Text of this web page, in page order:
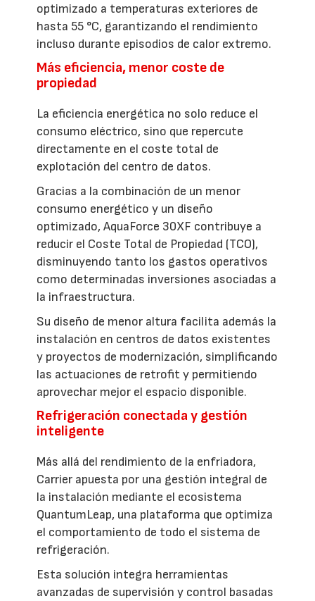
optimizado a temperaturas exteriores de
hasta 55 °C, garantizando el rendimiento
incluso durante episodios de calor extremo.
Más eficiencia, menor coste de
propiedad
La eficiencia energética no solo reduce el
consumo eléctrico, sino que repercute
directamente en el coste total de
explotación del centro de datos.
Gracias a la combinación de un menor
consumo energético y un diseño
optimizado, AquaForce 30XF contribuye a
reducir el Coste Total de Propiedad (TCO),
disminuyendo tanto los gastos operativos
como determinadas inversiones asociadas a
la infraestructura.
Su diseño de menor altura facilita además la
instalación en centros de datos existentes
y proyectos de modernización, simplificando
las actuaciones de retrofit y permitiendo
aprovechar mejor el espacio disponible.
Refrigeración conectada y gestión
inteligente
Más allá del rendimiento de la enfriadora,
Carrier apuesta por una gestión integral de
la instalación mediante el ecosistema
QuantumLeap, una plataforma que optimiza
el comportamiento de todo el sistema de
refrigeración.
Esta solución integra herramientas
avanzadas de supervisión y control basadas